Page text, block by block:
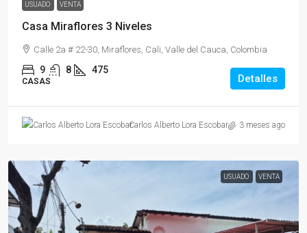
USUADO VENTA
Casa Miraflores 3 Niveles
Calle 2a # 22-30, Miraflores, Cali, Valle del Cauca, Colombia
9 8 475
CASAS Detalles
Carlos Alberto Lora Escobar 3 meses ago
USUADO VENTA